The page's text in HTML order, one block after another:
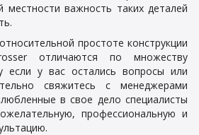
местности важность таких деталей
простоте конструкции
отличаются по множеству
если у вас остались вопросы или
свяжитесь с менеджерами
в свое дело специалисты
профессиональную и